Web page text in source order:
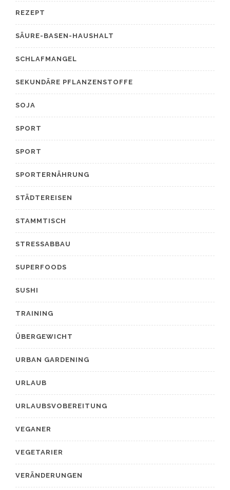
REZEPT
SÄURE-BASEN-HAUSHALT
SCHLAFMANGEL
SEKUNDÄRE PFLANZENSTOFFE
SOJA
SPORT
SPORT
SPORTERNÄHRUNG
STÄDTEREISEN
STAMMTISCH
STRESSABBAU
SUPERFOODS
SUSHI
TRAINING
ÜBERGEWICHT
URBAN GARDENING
URLAUB
URLAUBSVOBEREITUNG
VEGANER
VEGETARIER
VERÄNDERUNGEN